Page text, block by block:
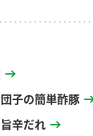
子の簡単酢豚
辛だれ